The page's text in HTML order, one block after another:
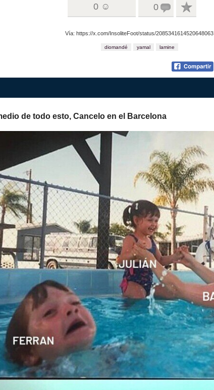
0 ☺ 0
Vía: https://x.com/InsoliteFoot/status/2085341614520648063
diomandé yamal lamine
de todo esto, Cancelo en el Barcelona